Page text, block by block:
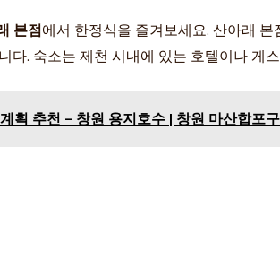
본점에서 한정식을 즐겨보세요. 산아래
다. 숙소는 제천 시내에 있는 호텔이나
획 추천 - 창원 용지호수 | 창원 마산합포